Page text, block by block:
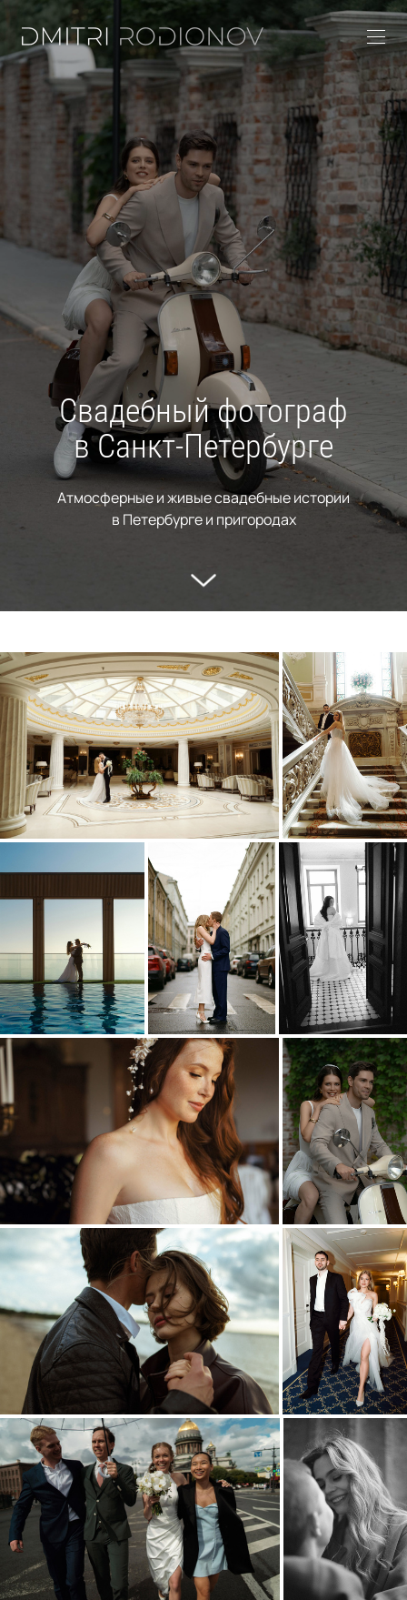
Свадебный фотограф
в Санкт-Петербурге
Атмосферные и живые свадебные истории
в Петербурге и пригородах